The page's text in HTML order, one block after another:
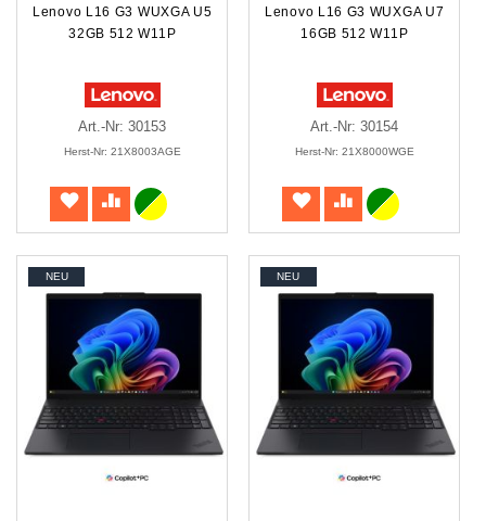
Lenovo L16 G3 WUXGA U5
32GB 512 W11P
Art.-Nr: 30153
Herst-Nr: 21X8003AGE
Lenovo L16 G3 WUXGA U7
16GB 512 W11P
Art.-Nr: 30154
Herst-Nr: 21X8000WGE
NEU NEU